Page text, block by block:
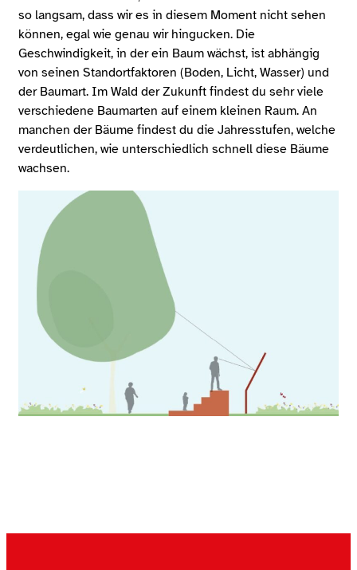
so langsam, dass wir es in diesem Moment nicht sehen
können, egal wie genau wir hingucken. Die
Geschwindigkeit, in der ein Baum wächst, ist abhängig
von seinen Standortfaktoren (Boden, Licht, Wasser) und
der Baumart. Im Wald der Zukunft findest du sehr viele
verschiedene Baumarten auf einem kleinen Raum. An
manchen der Bäume findest du die Jahresstufen, welche
verdeutlichen, wie unterschiedlich schnell diese Bäume
wachsen.